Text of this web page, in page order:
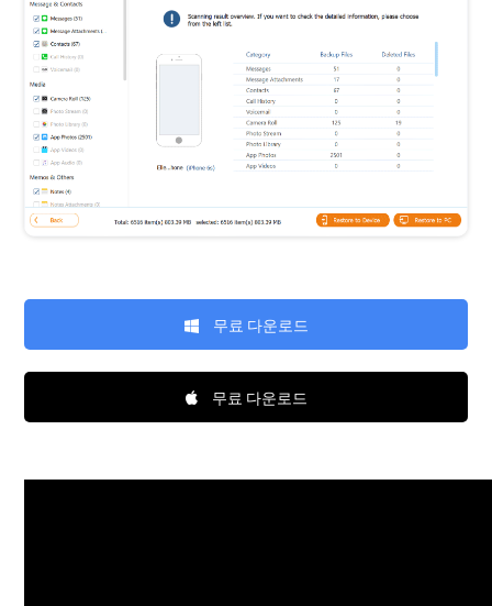
무료 다운로드
무료 다운로드